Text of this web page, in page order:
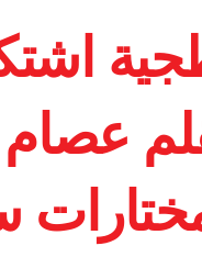
عصام